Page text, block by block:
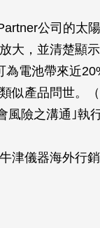
公司的太
大，並清楚顯
電池帶來近
似產品問世。
險之溝通｣執
津儀器海外行